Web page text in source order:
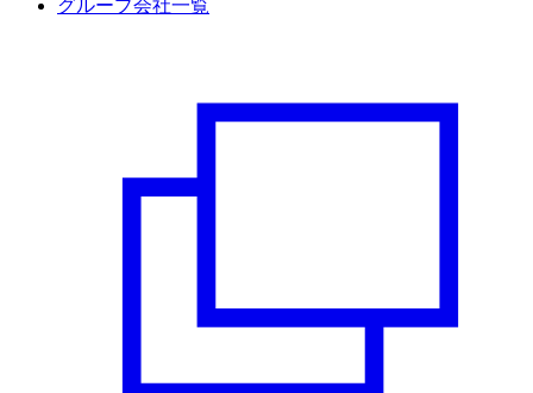
グループ会社一覧